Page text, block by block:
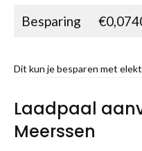
Besparing
Dit kun je besparen met
Laadpaal
Meerssen